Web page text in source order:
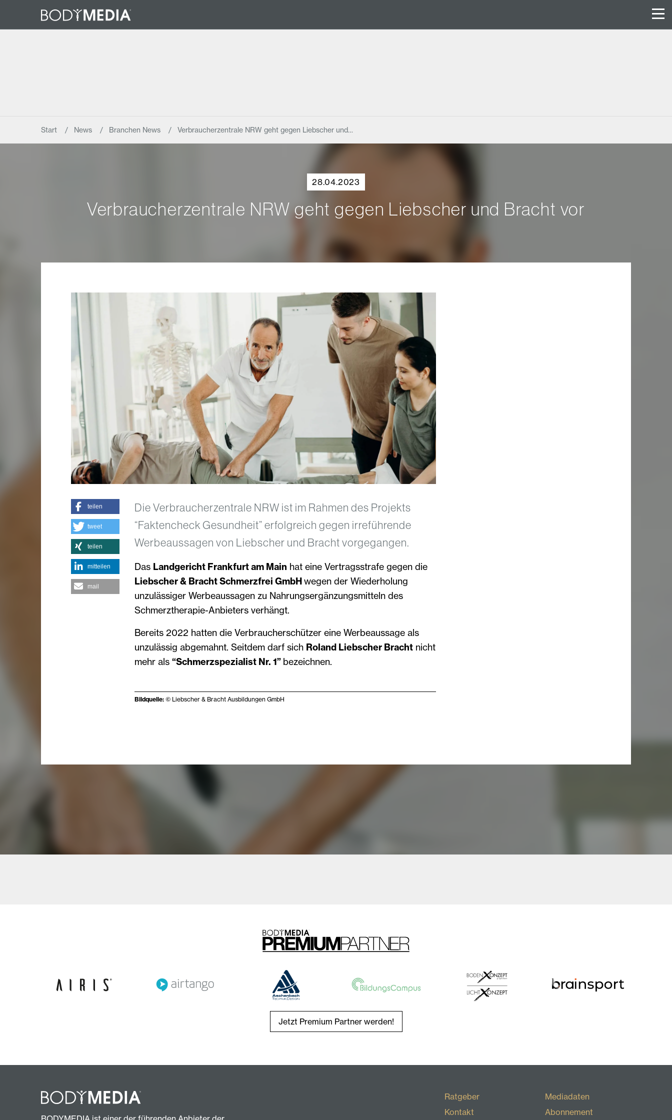
Start News Branchen News Verbraucherzentrale NRW geht gegen Liebscher und…
28.04.2023
Verbraucherzentrale NRW geht gegen Liebscher und Bracht vor
Die Verbraucherzentrale NRW ist im Rahmen des Projekts
“Faktencheck Gesundheit” erfolgreich gegen irreführende
Werbeaussagen von Liebscher und Bracht vorgegangen.
Das Landgericht Frankfurt am Main hat eine Vertragsstrafe gegen die
Liebscher & Bracht Schmerzfrei GmbHwegen der Wiederholung
unzulässiger Werbeaussagen zu Nahrungsergänzungsmitteln des
Schmerztherapie-Anbieters verhängt.
Bereits 2022 hatten die Verbraucherschützer eine Werbeaussage als
unzulässig abgemahnt. Seitdem darf sich Roland Liebscher Brachtnicht
mehr als “Schmerzspezialist Nr. 1” bezeichnen.
Bildquelle: © Liebscher & Bracht Ausbildungen GmbH
teilen
tweet
teilen
mitteilen
mail
Jetzt Premium Partner werden!
Ratgeber
Kontakt
Mediadaten
Abonnement